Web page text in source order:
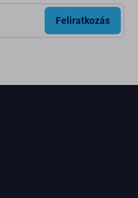
Feliratkozás